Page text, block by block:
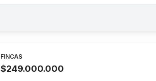
FINCAS
$249.000.000